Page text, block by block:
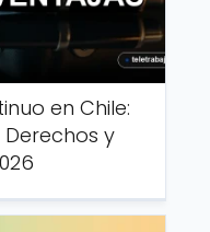
en Chile:
y